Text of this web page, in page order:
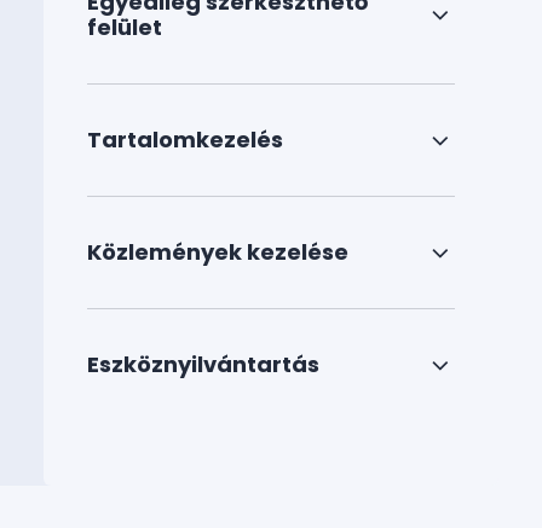
felület
Tartalomkezelés
Közlemények kezelése
Eszköznyilvántartás